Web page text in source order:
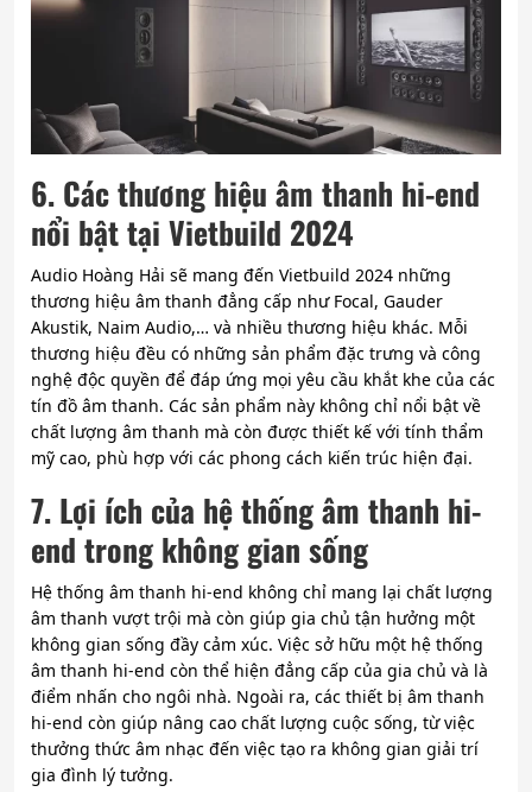
6. Các thương hiệu âm thanh hi-end
nổi bật tại Vietbuild 2024
Audio Hoàng Hải sẽ mang đến Vietbuild 2024 những
thương hiệu âm thanh đẳng cấp như Focal, Gauder
Akustik, Naim Audio,… và nhiều thương hiệu khác. Mỗi
thương hiệu đều có những sản phẩm đặc trưng và công
nghệ độc quyền để đáp ứng mọi yêu cầu khắt khe của các
tín đồ âm thanh. Các sản phẩm này không chỉ nổi bật về
chất lượng âm thanh mà còn được thiết kế với tính thẩm
mỹ cao, phù hợp với các phong cách kiến trúc hiện đại.
7. Lợi ích của hệ thống âm thanh hi-
end trong không gian sống
Hệ thống âm thanh hi-end không chỉ mang lại chất lượng
âm thanh vượt trội mà còn giúp gia chủ tận hưởng một
không gian sống đầy cảm xúc. Việc sở hữu một hệ thống
âm thanh hi-end còn thể hiện đẳng cấp của gia chủ và là
điểm nhấn cho ngôi nhà. Ngoài ra, các thiết bị âm thanh
hi-end còn giúp nâng cao chất lượng cuộc sống, từ việc
thưởng thức âm nhạc đến việc tạo ra không gian giải trí
gia đình lý tưởng.